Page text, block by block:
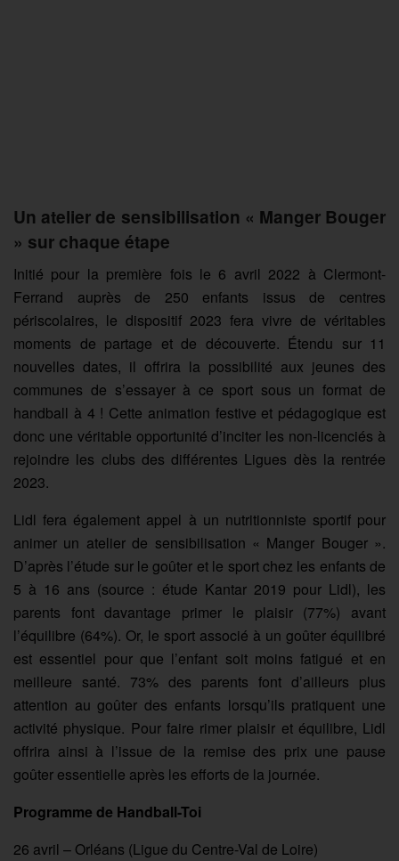
Un atelier de sensibilisation « Manger Bouger
» sur chaque étape
Initié pour la première fois le 6 avril 2022 à Clermont-
Ferrand auprès de 250 enfants issus de centres
périscolaires, le dispositif 2023 fera vivre de véritables
moments de partage et de découverte. Étendu sur 11
nouvelles dates, il offrira la possibilité aux jeunes des
communes de s’essayer à ce sport sous un format de
handball à 4 ! Cette animation festive et pédagogique est
donc une véritable opportunité d’inciter les non-licenciés à
rejoindre les clubs des différentes Ligues dès la rentrée
2023.
Lidl fera également appel à un nutritionniste sportif pour
animer un atelier de sensibilisation « Manger Bouger ».
D’après l’étude sur le goûter et le sport chez les enfants de
5 à 16 ans (source : étude Kantar 2019 pour Lidl), les
parents font davantage primer le plaisir (77%) avant
l’équilibre (64%). Or, le sport associé à un goûter équilibré
est essentiel pour que l’enfant soit moins fatigué et en
meilleure santé. 73% des parents font d’ailleurs plus
attention au goûter des enfants lorsqu’ils pratiquent une
activité physique. Pour faire rimer plaisir et équilibre, Lidl
offrira ainsi à l’issue de la remise des prix une pause
goûter essentielle après les efforts de la journée.
Programme de Handball-Toi
26 avril – Orléans (Ligue du Centre-Val de Loire)